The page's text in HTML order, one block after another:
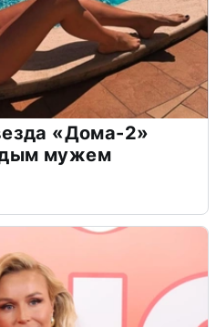
«Дома-2»
мужем